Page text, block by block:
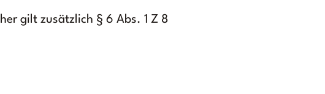
gilt zusätzlich § 6 Abs. 1 Z 8